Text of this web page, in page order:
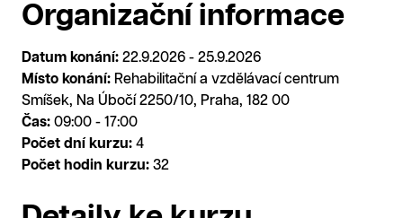
Organizační informace
Datum konání: 22.9.2026 - 25.9.2026
Místo konání: Rehabilitační a vzdělávací centrum
Smíšek, Na Úbočí 2250/10, Praha, 182 00
Čas: 09:00 - 17:00
Počet dní kurzu: 4
Počet hodin kurzu: 32